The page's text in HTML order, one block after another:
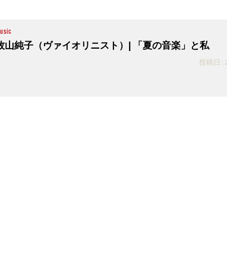
山純子（ヴァイオリニスト）| 「夏の音楽」と私
投稿日 :